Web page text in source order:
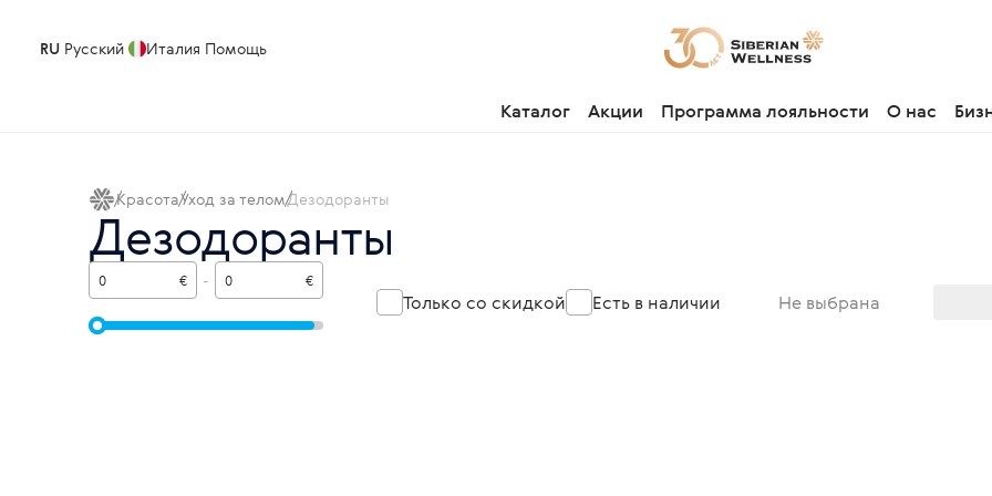
RU Русский Италия Помощь
Каталог Акции Программа лояльности О нас
КрасотаУход за теломДезодоранты
Дезодоранты
Не выбрана
€ - €
Только со скидкой Есть в наличии